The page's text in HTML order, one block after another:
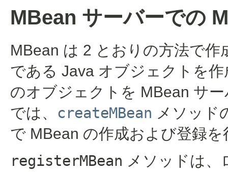
MBean サーバーでの
MBean は 2 とおりの方法で
である Java オブジェクトを作
のオブジェクトを MBean サ
では、 createMBean メソッド
で MBean の作成および登録
registerMBean メソッドは、